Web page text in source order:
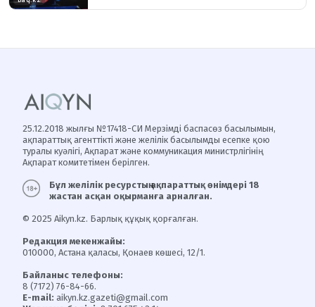
25.12.2018 жылғы №17418-СИ Мерзімді баспасөз басылымын,
ақпараттық агенттікті және желілік басылымды есепке қою
туралы куәлігі, Ақпарат және коммуникация министрлігінің
Ақпарат комитетімен берілген.
Бұл желілік ресурстың ақпараттық өнімдері 18
жастан асқан оқырманға арналған.
© 2025 Aikyn.kz. Барлық құқық қорғалған.
Редакция мекенжайы:
010000, Астана қаласы, Қонаев көшесі, 12/1.
Байланыс телефоны:
8 (7172) 76-84-66.
E-mail: aikyn.kz.gazeti@gmail.com